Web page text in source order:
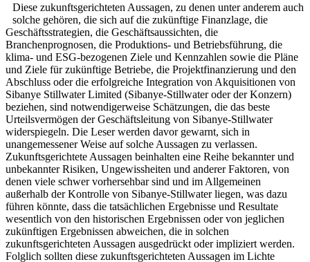
Diese zukunftsgerichteten Aussagen, zu denen unter anderem auch
solche gehören, die sich auf die zukünftige Finanzlage, die
Geschäftsstrategien, die Geschäftsaussichten, die
Branchenprognosen, die Produktions- und Betriebsführung, die
klima- und ESG-bezogenen Ziele und Kennzahlen sowie die Pläne
und Ziele für zukünftige Betriebe, die Projektfinanzierung und den
Abschluss oder die erfolgreiche Integration von Akquisitionen von
Sibanye Stillwater Limited (Sibanye-Stillwater oder der Konzern)
beziehen, sind notwendigerweise Schätzungen, die das beste
Urteilsvermögen der Geschäftsleitung von Sibanye-Stillwater
widerspiegeln. Die Leser werden davor gewarnt, sich in
unangemessener Weise auf solche Aussagen zu verlassen.
Zukunftsgerichtete Aussagen beinhalten eine Reihe bekannter und
unbekannter Risiken, Ungewissheiten und anderer Faktoren, von
denen viele schwer vorhersehbar sind und im Allgemeinen
außerhalb der Kontrolle von Sibanye-Stillwater liegen, was dazu
führen könnte, dass die tatsächlichen Ergebnisse und Resultate
wesentlich von den historischen Ergebnissen oder von jeglichen
zukünftigen Ergebnissen abweichen, die in solchen
zukunftsgerichteten Aussagen ausgedrückt oder impliziert werden.
Folglich sollten diese zukunftsgerichteten Aussagen im Lichte